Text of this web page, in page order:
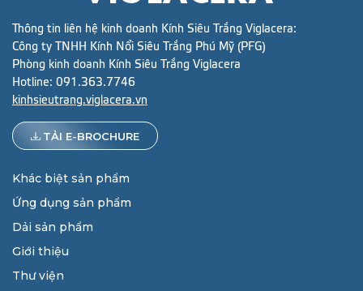
Thông tin liên hệ kinh doanh Kính Siêu Trắng Viglacera:
Công ty TNHH Kính Nổi Siêu Trắng Phú Mỹ (PFG)
Phòng kinh doanh Kính Siêu Trắng Viglacera
Hotline: 091.363.7746
kinhsieutrang.viglacera.vn
TẢI E-BROCHURE
Khác biệt sản phẩm
Ứng dụng sản phẩm
Dải sản phẩm
Giới thiệu
Thư viện